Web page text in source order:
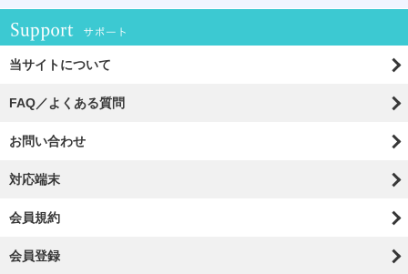
当サイトについて
FAQ／よくある質問
お問い合わせ
対応端末
会員規約
会員登録